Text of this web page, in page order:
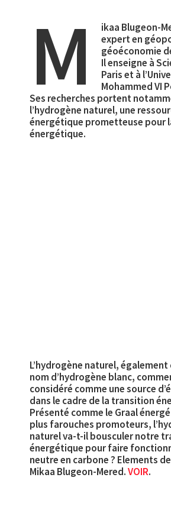
M
ikaa Blugeon-
expert en
géoéconomie
Il enseigne à
Paris et à
Mohammed VI
Ses recherches portent
l’hydrogène naturel, une
énergétique prometteuse pour
énergétique.
L’hydrogène naturel, également
nom d’hydrogène blanc,
considéré comme une source
dans le cadre de la transition
Présenté comme le Graal
plus farouches promoteurs,
naturel va-t-il bousculer notre
énergétique pour faire
neutre en carbone ? Elements
Mikaa Blugeon-Mered.VOIR.